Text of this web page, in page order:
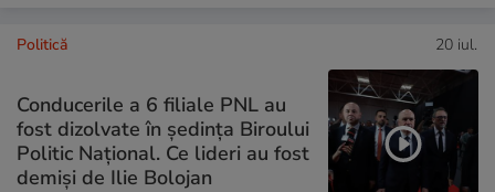
Politică 20 iul.
Conducerile a 6 filiale PNL au
fost dizolvate în ședința Biroului
Politic Național. Ce lideri au fost
demiși de Ilie Bolojan